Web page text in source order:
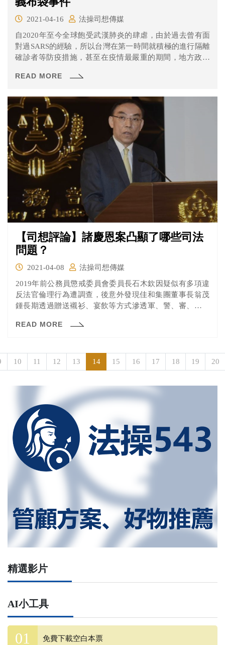
2021-04-16
法操司想傳媒
自2020年至今全球飽受武漢肺炎的肆虐，由於過去曾有面
對過SARS的經驗，所以台灣在第一時間就積極的進行隔離
確診者等防疫措施，甚至在疫情最嚴重的期間，地方政府
到霍亂的侵襲而進行過區域封鎖，只是當時的結果卻是個
麼事呢？
READ MORE
【司想評論】諸慶恩案凸顯了哪些司法
問題？
2021-04-08
法操司想傳媒
2019年前公務員懲戒委員會委員長石木欽因疑似有多項違
反法官倫理行為遭調查，後意外發現佳和集團董事長翁茂
鍾長期透過贈送襯衫、宴飲等方式滲透軍、警、審、檢、
眾多且遍及各機關高層，重創我國司法與政府形象。
READ MORE
10 11 12 13 14 15 16 17 18 19 20
精選影片
AI小工具
免費下載空白本票